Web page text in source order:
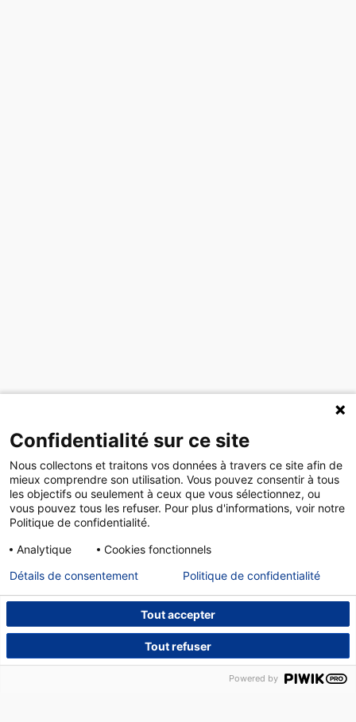
14, PLACE DES HALLES – 67000 STRASBOURG –
NOUS CONTACTER DÉPANNAGE
Confidentialité sur ce site
Nous collectons et traitons vos données à travers ce site afin de
mieux comprendre son utilisation. Vous pouvez consentir à tous
les objectifs ou seulement à ceux que vous sélectionnez, ou
vous pouvez tous les refuser. Pour plus d'informations, voir notre
Politique de confidentialité.
Analytique
Cookies fonctionnels
Tout accepter
Tout refuser
Détails de consentement Politique de confidentialité
Powered by